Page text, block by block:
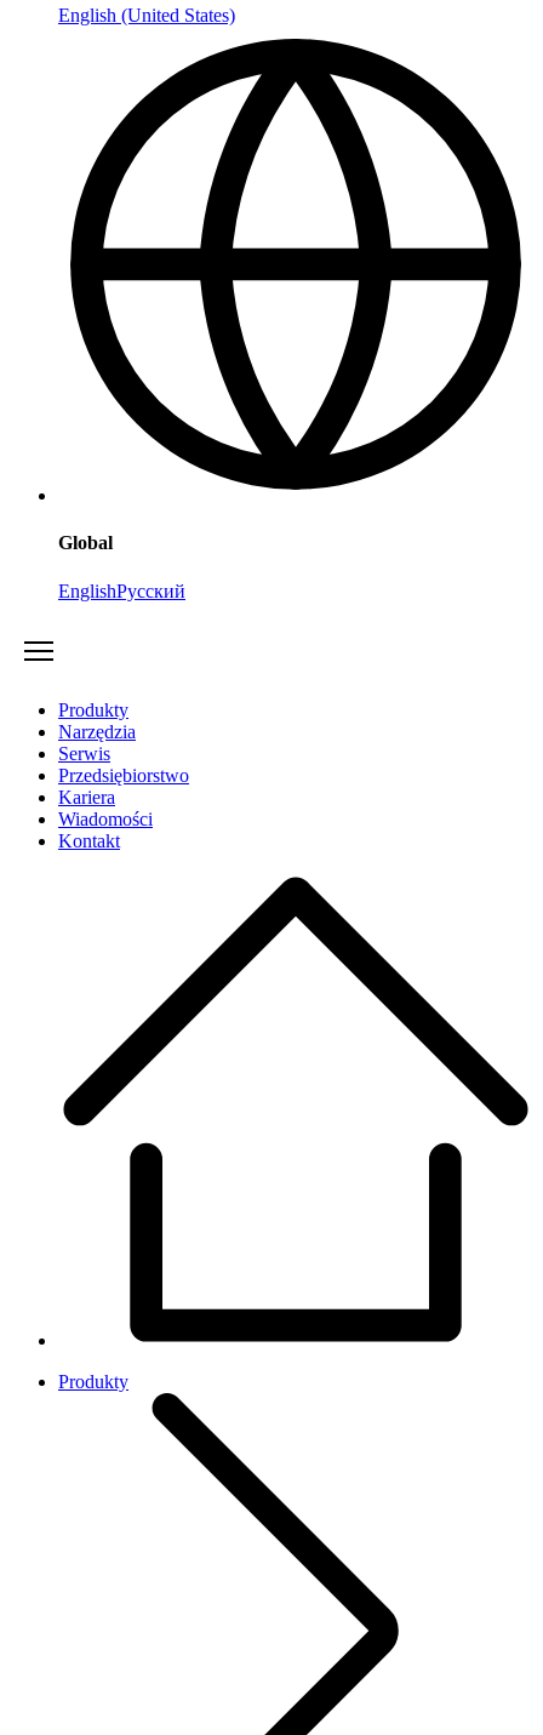
English (United States)
Global
EnglishРусский
Produkty
Narzędzia
Serwis
Przedsiębiorstwo
Kariera
Wiadomości
Kontakt
Produkty